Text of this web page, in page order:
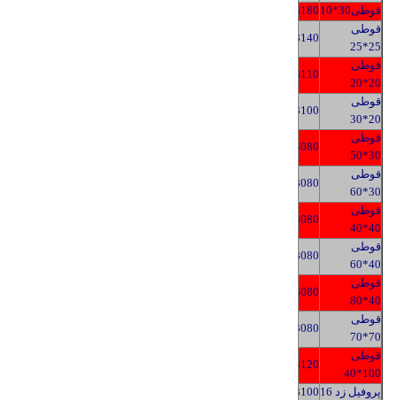
قوطی30*10 3180
قوطی
25*25
3140
قوطی
20*20
3110
قوطی
20*30
3100
قوطی
30*50
3080
قوطی
30*60
3080
قوطی
40*40
3080
قوطی
40*60
3080
قوطی
40*80
3080
قوطی
70*70
3080
قوطی
100*40
3120
پروفیل زد 16
3100